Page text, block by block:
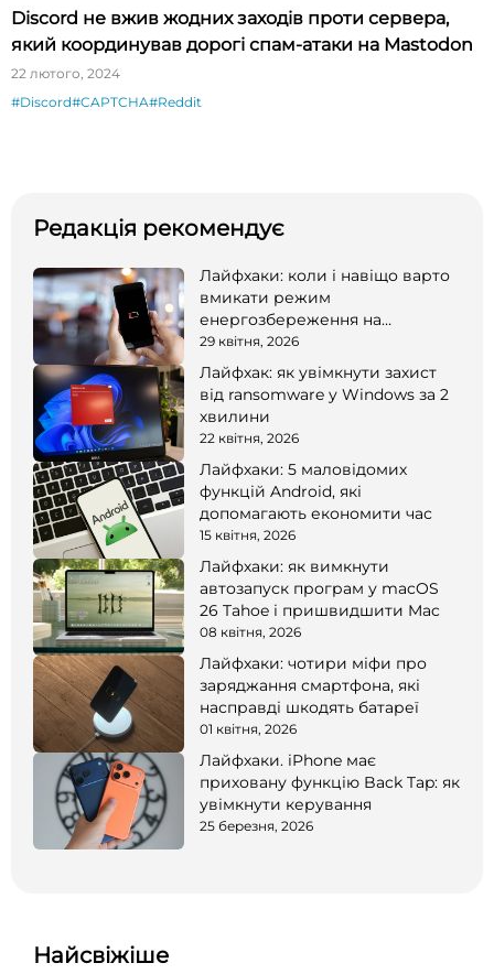
Discord не вжив жодних заходів проти сервера,
який координував дорогі спам-атаки на Mastodon
22 лютого, 2024
#Discord#CAPTCHA#Reddit
Редакція рекомендує
Лайфхаки: коли і навіщо варто
вмикати режим
енергозбереження на
смартфоні
29 квітня, 2026
Лайфхак: як увімкнути захист
від ransomware у Windows за 2
хвилини
22 квітня, 2026
Лайфхаки: 5 маловідомих
функцій Android, які
допомагають економити час
15 квітня, 2026
Лайфхаки: як вимкнути
автозапуск програм у macOS
26 Tahoe і пришвидшити Mac
08 квітня, 2026
Лайфхаки: чотири міфи про
заряджання смартфона, які
насправді шкодять батареї
01 квітня, 2026
Лайфхаки. iPhone має
приховану функцію Back Tap: як
увімкнути керування
25 березня, 2026
Найсвіжіше